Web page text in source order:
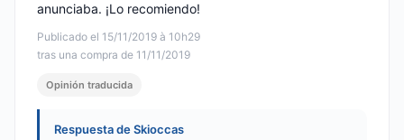
Publicado el 15/11/2019 à 10h29
tras una compra de 11/11/2019
anunciaba. ¡Lo recomiendo!
Opinión traducida
Respuesta de Skioccas